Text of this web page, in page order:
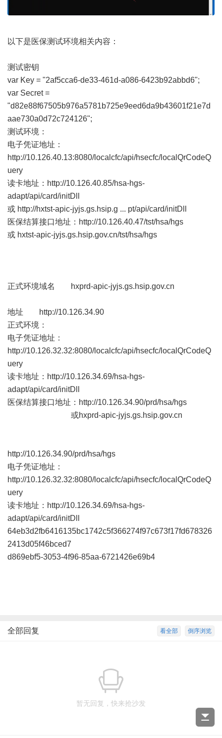
以下是医保测试环境相关内容：
测试密钥
var Key = "2af5cca6-de33-461d-a086-6423b92abbd6";
var Secret =
"d82e88f67505b976a5781b725e9eed6da9b43601f21e7d
aae730a0d72c724126";
测试环境：
电子凭证地址：
http://10.126.40.13:8080/localcfc/api/hsecfc/localQrCodeQ
uery
读卡地址： http://10.126.40.85/hsa-hgs-
adapt/api/card/initDll
或 http://hxtst-apic-jyjs.gs.hsip.g ... pt/api/card/initDll
医保结算接口地址： http://10.126.40.47/tst/hsa/hgs
或 hxtst-apic-jyjs.gs.hsip.gov.cn/tst/hsa/hgs
正式环境域名 hxprd-apic-jyjs.gs.hsip.gov.cn
地址
http://10.126.34.90
正式环境：
电子凭证地址：
http://10.126.32.32:8080/localcfc/api/hsecfc/localQrCodeQ
uery
读卡地址： http://10.126.34.69/hsa-hgs-
adapt/api/card/initDll
医保结算接口地址： http://10.126.34.90/prd/hsa/hgs
或hxprd-apic-jyjs.gs.hsip.gov.cn
http://10.126.34.90/prd/hsa/hgs
电子凭证地址：
http://10.126.32.32:8080/localcfc/api/hsecfc/localQrCodeQ
uery
读卡地址： http://10.126.34.69/hsa-hgs-
adapt/api/card/initDll
64eb3d2fb6416135bc1742c5f366274f97c673f17fd678326
2413d05f46bced7
d869ebf5-3053-4f96-85aa-6721426e69b4
倒序浏览
看全部
全部回复
暂无回复，快来抢沙发